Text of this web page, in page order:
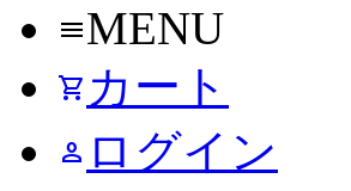
menuMENU
shopping_cart カート
person ログイン